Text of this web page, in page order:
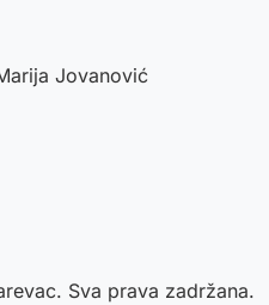
Jovanović
Sva prava zadržana.